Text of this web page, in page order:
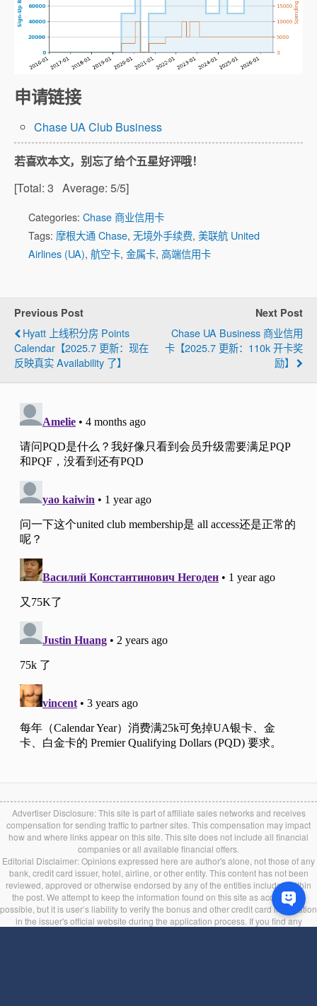
申请链接
Chase UA Club Business
若喜欢本文，别忘了给个五星好评哦！
[Total: 3 Average: 5/5]
Categories: Chase 商业信用卡
Tags: 摩根大通 Chase, 无境外手续费, 美联航 United
Airlines (UA), 航空卡, 金属卡, 高端信用卡
Previous Post
Hyatt 上线积分房 Points
Calendar【2025.7 更新：现在
反映真实 Availability 了】
Next Post
Chase UA Business 商业信用
卡【2025.7 更新：110k 开卡奖
励】
Advertiser Disclosure: This site is part of affiliate sales networks and receives
compensation for sending traffic to partner sites. This compensation may impact
how and where links appear on this site. This site does not include all financial
companies or all available financial offers.
Editorial Disclaimer: Opinions expressed here are author's alone, not those of any
bank, credit card issuer, hotel, airline, or other entity. This content has not been
reviewed, approved or otherwise endorsed by any of the entities included within
the post. We attempt to keep the information found on this site as accurate as
possible, but it is user’s liability to verify the bonus and other credit card information
in the issuer's official website during the application process. If you find any